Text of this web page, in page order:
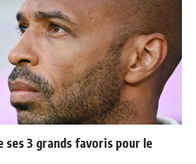
ses 3 grands favoris pour le